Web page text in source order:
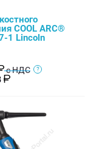
COOL ARC®
1 Lincoln
с НДС